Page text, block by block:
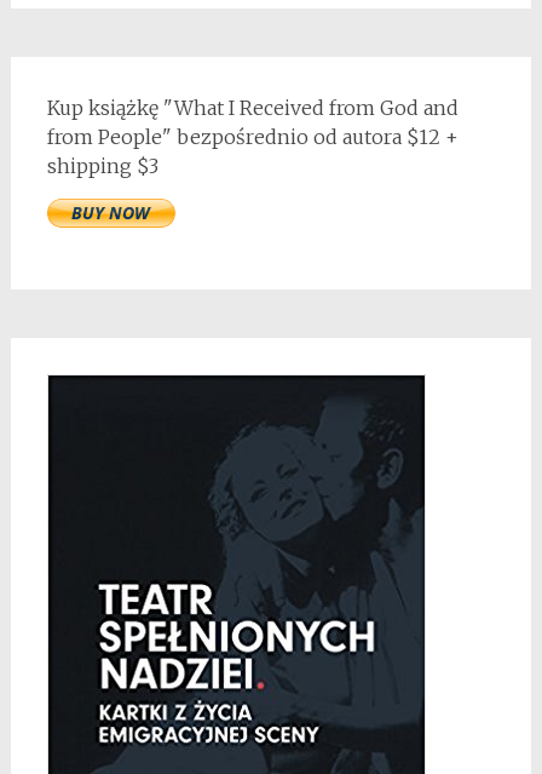
Kup książkę "What I Received from God and
from People" bezpośrednio od autora $12 +
shipping $3